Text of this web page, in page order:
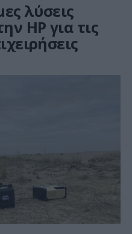
λύσεις
HP για τις